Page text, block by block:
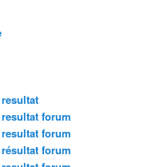
forum
forum
forum